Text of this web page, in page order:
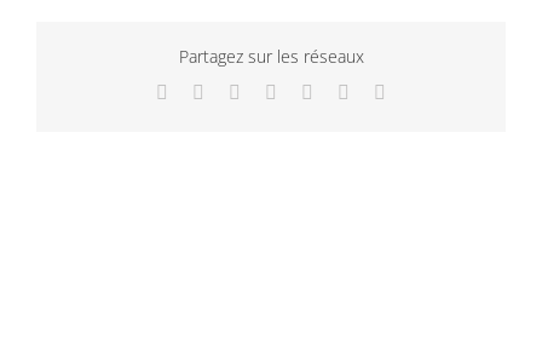
Partagez sur les réseaux
Facebook
TwitterLinkedInWhatsApp
TumblrPinterest